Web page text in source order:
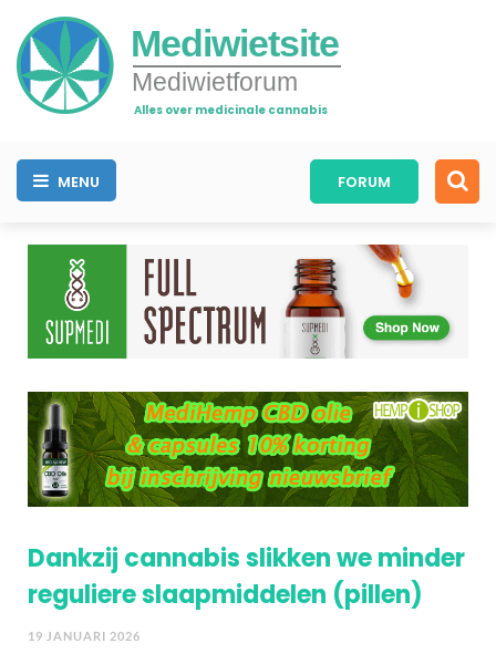
Mediwietsite
Mediwietforum
Alles over medicinale cannabis
MENU FORUM
Dankzij cannabis slikken we minder
reguliere slaapmiddelen (pillen)
19 JANUARI 2026